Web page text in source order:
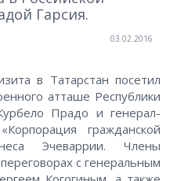
Гарсия.
03.02.2016
в Татарстан посетил
атташе Республики
Прадо и генерал-
гражданской
Эчеваррии. Члены
с генеральным